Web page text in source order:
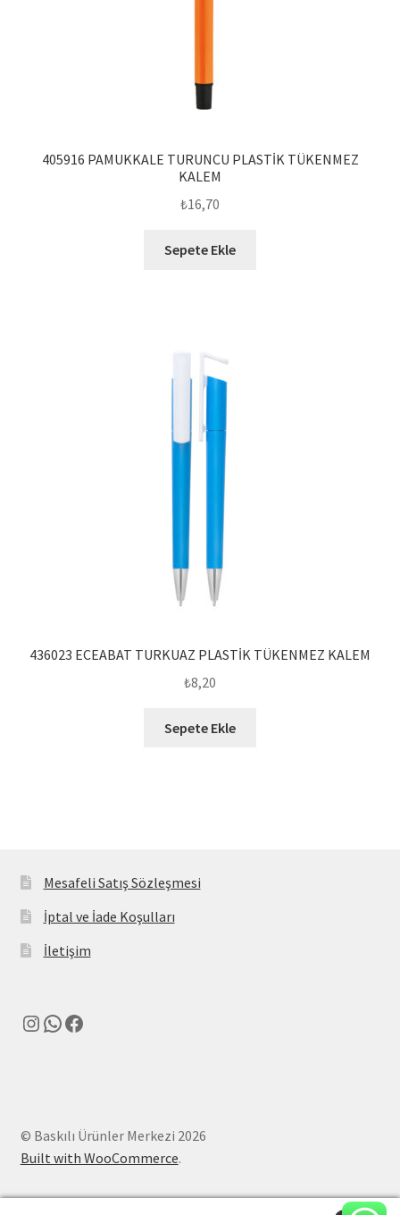
405916 PAMUKKALE TURUNCU PLASTİK TÜKENMEZ
KALEM
₺16,70
Sepete Ekle
436023 ECEABAT TURKUAZ PLASTİK TÜKENMEZ KALEM
₺8,20
Sepete Ekle
Mesafeli Satış Sözleşmesi
İptal ve İade Koşulları
İletişim
Instagram
WhatsApp
Facebook
© Baskılı Ürünler Merkezi 2026
Built with WooCommerce.